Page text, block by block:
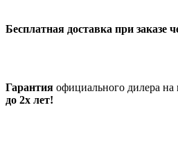
Бесплатная доставка при заказе
Гарантия официального дилера на
до 2х лет!